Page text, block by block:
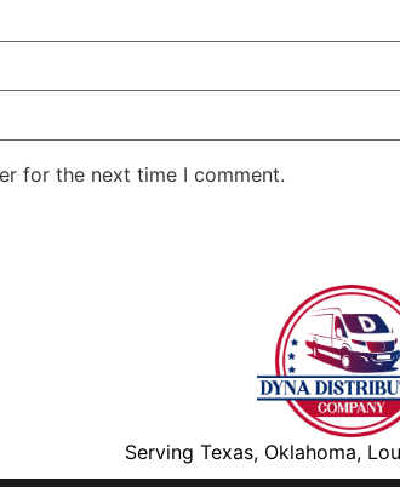
for the next time I comment.
Serving Texas, Oklahoma,